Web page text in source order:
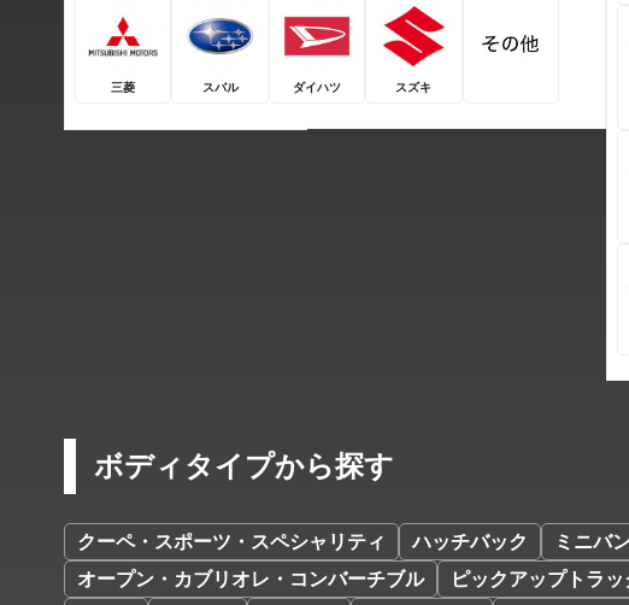
三菱 スバル ダイハツ スズキ
ボディタイプから探す
クーペ・スポーツ・スペシャリティ ハッチバック
ミニバ
オープン・カブリオレ・コンバーチブル
ピックアップトラッ